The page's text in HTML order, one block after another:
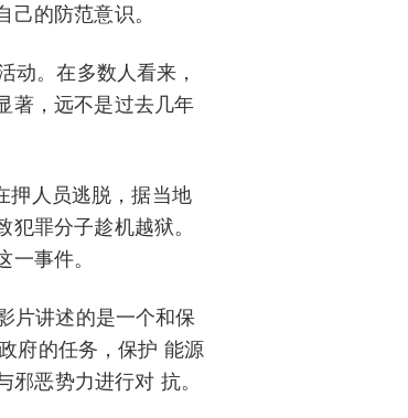
的防范意识。
动。在多数人看来，
著，远不是过去几年
押人员逃脱，据当地
罪分子趁机越狱。
事件。
片讲述的是一个和保
府的任务，保护 能源
恶势力进行对 抗。